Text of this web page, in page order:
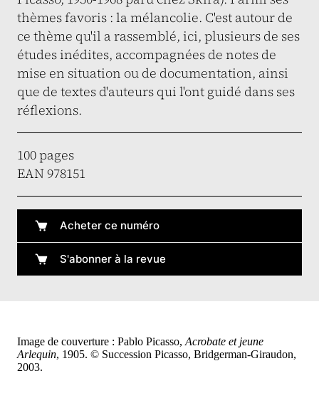
thèmes favoris : la mélancolie. C'est autour de
ce thème qu'il a rassemblé, ici, plusieurs de ses
études inédites, accompagnées de notes de
mise en situation ou de documentation, ainsi
que de textes d'auteurs qui l'ont guidé dans ses
réflexions.
100 pages
EAN 978151
Acheter ce numéro
S'abonner à la revue
Image de couverture : Pablo Picasso, Acrobate et jeune
Arlequin, 1905. © Succession Picasso, Bridgerman-Giraudon,
2003.